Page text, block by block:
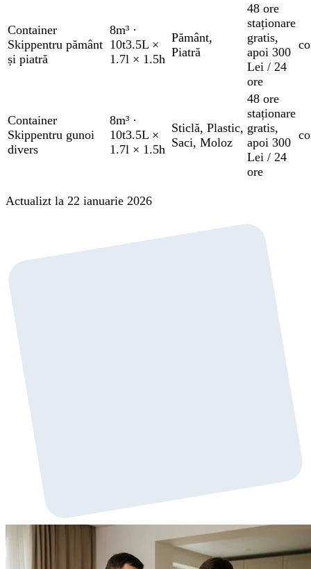
Container
Skippentru pământ
și piatră
8m³ ·
10t3.5L ×
1.7l × 1.5h
Pământ,
Piatră
48 ore
staționare
gratis,
apoi 300
Lei / 24
ore
Container
Skippentru gunoi
divers
8m³ ·
10t3.5L ×
1.7l × 1.5h
Sticlă, Plastic,
Saci, Moloz
48 ore
staționare
gratis,
apoi 300
Lei / 24
ore
Actualizt la 22 ianuarie 2026